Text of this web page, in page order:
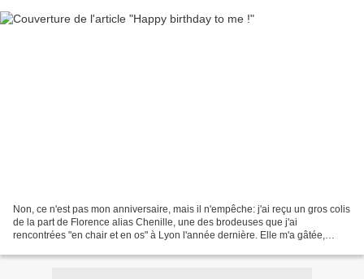
Non, ce n'est pas mon anniversaire, mais il n'empêche: j'ai reçu un gros colis
de la part de Florence alias Chenille, une des brodeuses que j'ai
rencontrées "en chair et en os" à Lyon l'année dernière. Elle m'a gâtée,